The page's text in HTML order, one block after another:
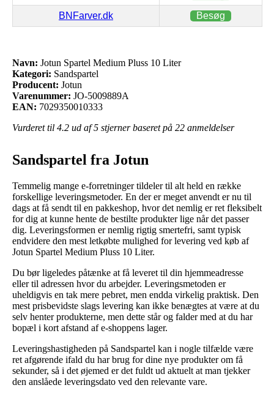
BNFarver.dk Besøg
Navn: Jotun Spartel Medium Pluss 10 Liter
Kategori: Sandspartel
Producent: Jotun
Varenummer: JO-5009889A
EAN: 7029350010333
Vurderet til 4.2 ud af 5 stjerner baseret på 22 anmeldelser
Sandspartel fra Jotun
Temmelig mange e-forretninger tildeler til alt held en række
forskellige leveringsmetoder. En der er meget anvendt er nu til
dags at få sendt til en pakkeshop, hvor det nemlig er ret fleksibelt
for dig at kunne hente de bestilte produkter lige når det passer
dig. Leveringsformen er nemlig rigtig smertefri, samt typisk
endvidere den mest letkøbte mulighed for levering ved køb af
Jotun Spartel Medium Pluss 10 Liter.
Du bør ligeledes påtænke at få leveret til din hjemmeadresse
eller til adressen hvor du arbejder. Leveringsmetoden er
uheldigvis en tak mere pebret, men endda virkelig praktisk. Den
mest prisbevidste slags levering kan ikke benægtes at være at du
selv henter produkterne, men dette står og falder med at du har
bopæl i kort afstand af e-shoppens lager.
Leveringshastigheden på Sandspartel kan i nogle tilfælde være
ret afgørende ifald du har brug for dine nye produkter om få
sekunder, så i det øjemed er det fuldt ud aktuelt at man tjekker
den anslåede leveringsdato ved den relevante vare.